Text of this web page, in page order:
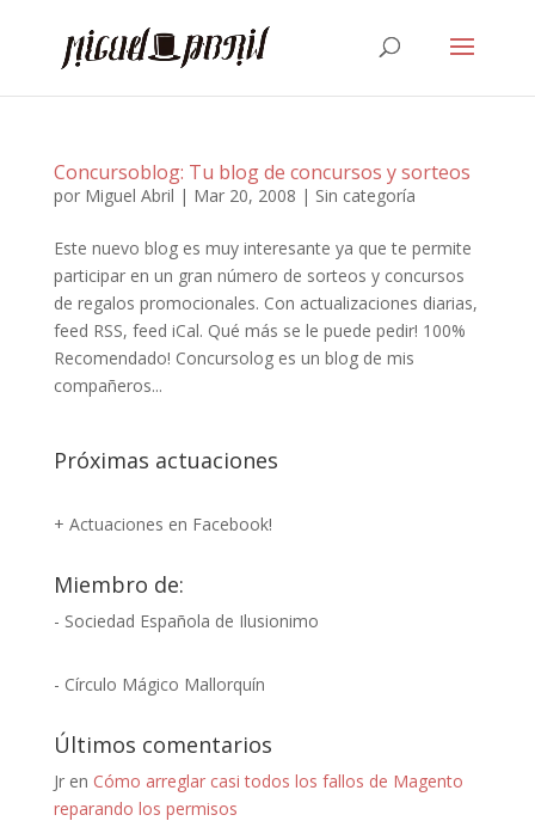
Concursoblog: Tu blog de concursos y sorteos
por Miguel Abril | Mar 20, 2008 | Sin categoría
Este nuevo blog es muy interesante ya que te permite
participar en un gran número de sorteos y concursos
de regalos promocionales. Con actualizaciones diarias,
feed RSS, feed iCal. Qué más se le puede pedir! 100%
Recomendado! Concursolog es un blog de mis
compañeros...
Próximas actuaciones
+ Actuaciones en Facebook!
Miembro de:
- Sociedad Española de Ilusionimo
- Círculo Mágico Mallorquín
Últimos comentarios
Jren Cómo arreglar casi todos los fallos de Magento
reparando los permisos